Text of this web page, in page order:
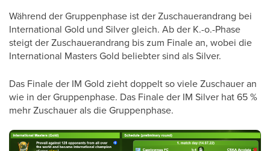
Während der Gruppenphase ist der Zuschauerandrang bei
International Gold und Silver gleich. Ab der K.-o.-Phase
steigt der Zuschauerandrang bis zum Finale an, wobei die
International Masters Gold beliebter sind als Silver.
Das Finale der IM Gold zieht doppelt so viele Zuschauer an
wie in der Gruppenphase. Das Finale der IM Silver hat 65 %
mehr Zuschauer als die Gruppenphase.